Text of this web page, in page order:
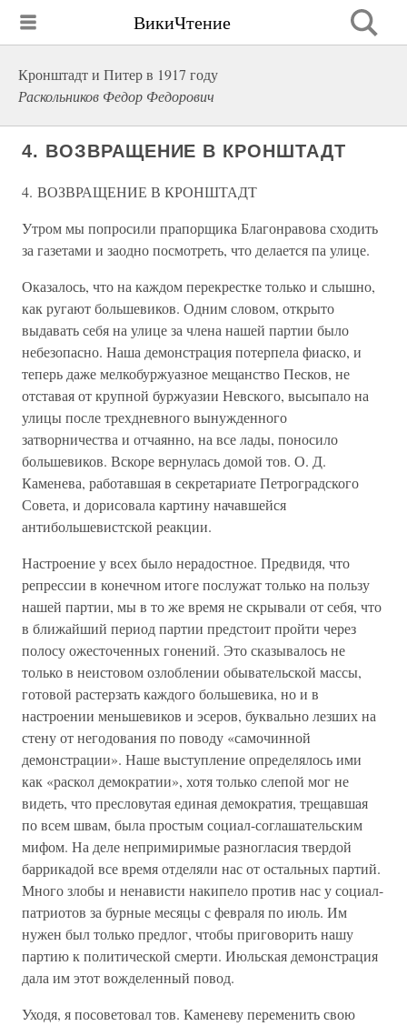
ВикиЧтение
Кронштадт и Питер в 1917 году
Раскольников Федор Федорович
4. ВОЗВРАЩЕНИЕ В КРОНШТАДТ
4. ВОЗВРАЩЕНИЕ В КРОНШТАДТ
Утром мы попросили прапорщика Благонравова сходить
за газетами и заодно посмотреть, что делается па улице.
Оказалось, что на каждом перекрестке только и слышно,
как ругают большевиков. Одним словом, открыто
выдавать себя на улице за члена нашей партии было
небезопасно. Наша демонстрация потерпела фиаско, и
теперь даже мелкобуржуазное мещанство Песков, не
отставая от крупной буржуазии Невского, высыпало на
улицы после трехдневного вынужденного
затворничества и отчаянно, на все лады, поносило
большевиков. Вскоре вернулась домой тов. О. Д.
Каменева, работавшая в секретариате Петроградского
Совета, и дорисовала картину начавшейся
антибольшевистской реакции.
Настроение у всех было нерадостное. Предвидя, что
репрессии в конечном итоге послужат только на пользу
нашей партии, мы в то же время не скрывали от себя, что
в ближайший период партии предстоит пройти через
полосу ожесточенных гонений. Это сказывалось не
только в неистовом озлоблении обывательской массы,
готовой растерзать каждого большевика, но и в
настроении меньшевиков и эсеров, буквально лезших на
стену от негодования по поводу «самочинной
демонстрации». Наше выступление определялось ими
как «раскол демократии», хотя только слепой мог не
видеть, что пресловутая единая демократия, трещавшая
по всем швам, была простым социал-соглашательским
мифом. На деле непримиримые разногласия твердой
баррикадой все время отделяли нас от остальных партий.
Много злобы и ненависти накипело против нас у социал-
патриотов за бурные месяцы с февраля по июль. Им
нужен был только предлог, чтобы приговорить нашу
партию к политической смерти. Июльская демонстрация
дала им этот вожделенный повод.
Уходя, я посоветовал тов. Каменеву переменить свою